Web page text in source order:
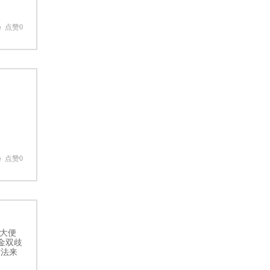
点赞0
点赞0
便
双歧
来